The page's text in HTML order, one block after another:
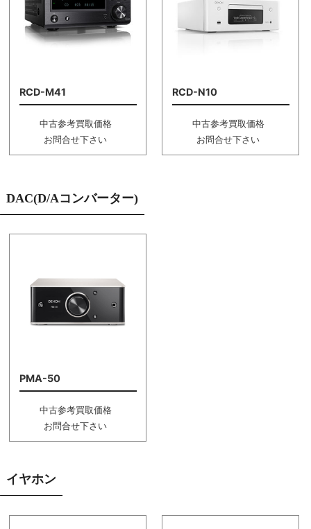
RCD-M41
中古参考買取価格
お問合せ下さい
RCD-N10
中古参考買取価格
お問合せ下さい
DAC(D/Aコンバーター)
PMA-50
中古参考買取価格
お問合せ下さい
イヤホン